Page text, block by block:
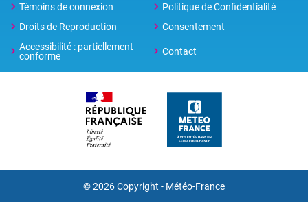
Témoins de connexion
Politique de Confidentialité
Droits de Reproduction
Consentement
Accessibilité : partiellement
conforme
Contact
© 2026 Copyright - Météo-France